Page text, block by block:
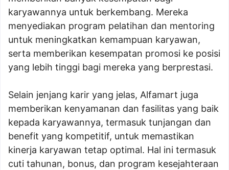
karyawannya untuk berkembang. Mereka
menyediakan program pelatihan dan mentoring
untuk meningkatkan kemampuan karyawan,
serta memberikan kesempatan promosi ke posisi
yang lebih tinggi bagi mereka yang berprestasi.
Selain jenjang karir yang jelas, Alfamart juga
memberikan kenyamanan dan fasilitas yang baik
kepada karyawannya, termasuk tunjangan dan
benefit yang kompetitif, untuk memastikan
kinerja karyawan tetap optimal. Hal ini termasuk
cuti tahunan, bonus, dan program kesejahteraan